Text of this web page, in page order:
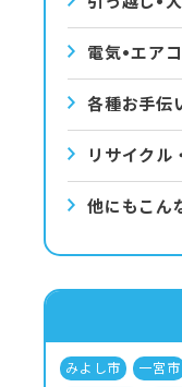
電気•エア
各種お手伝
リサイクル
他にもこん
みよし市 一宮市